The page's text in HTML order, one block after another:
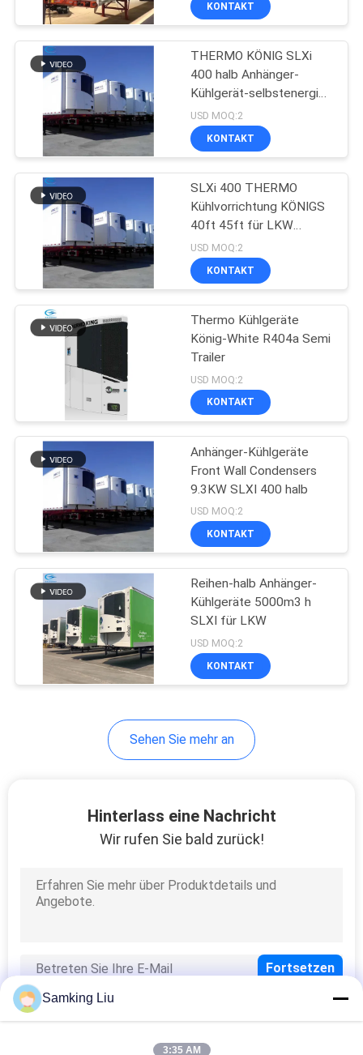
Träger-Abkühlungs-
Teile
104
Thermo König
Refrigerated Truck
Thermo König T
Series
Isuzu Refrigerated
Truck
Halb Anhänger-
Kühlgerät
KONTAKT
THERMO KÖNIG SLXi
400 halb Anhänger-
Kühlgerät-selbstenergie
ölfreier Kompressor
2097mm
USD MOQ:2
KONTAKT
SLXi 400 THERMO
Kühlvorrichtung KÖNIGS
40ft 45ft für LKW
Anhänger-Kühlgeräte
USD MOQ:2
KONTAKT
Thermo Kühlgeräte
König-White R404a Semi
Trailer
USD MOQ:2
KONTAKT
Anhänger-Kühlgeräte
Front Wall Condensers
9.3KW SLXI 400 halb
USD MOQ:2
KONTAKT
Reihen-halb Anhänger-
Kühlgeräte 5000m3 h
SLXI für LKW
USD MOQ:2
KONTAKT
Sehen Sie mehr an
Hinterlass eine Nachricht
Wir rufen Sie bald zurück!
Samking Liu
3:35 AM